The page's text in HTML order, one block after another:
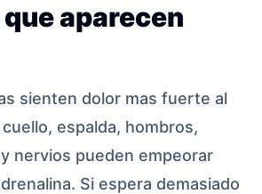
aparecen
sienten dolor mas fuerte al
espalda, hombros,
nervios pueden empeorar
Si espera demasiado